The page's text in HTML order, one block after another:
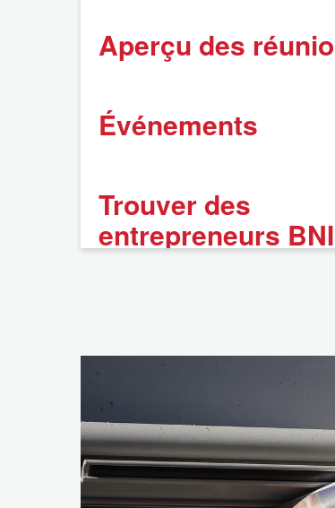
Aperçu des
Événements
Trouver des
entrepreneurs BNI
Mentions légales
Déclaration de